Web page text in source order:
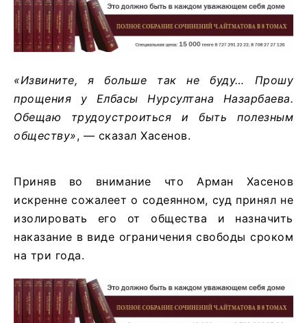
«Извините, я больше так не буду… Прошу
прощения у Елбасы Нурсултана Назарбаева.
Обещаю трудоустроиться и быть полезным
обществу», — сказал Хасенов.
Приняв во внимание что Арман Хасенов
искренне сожалеет о содеянном, суд принял не
изолировать его от общества и назначить
наказание в виде ограничения свободы сроком
на три года.